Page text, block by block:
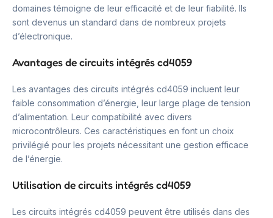
domaines témoigne de leur efficacité et de leur fiabilité. Ils
sont devenus un standard dans de nombreux projets
d’électronique.
Avantages de circuits intégrés cd4059
Les avantages des circuits intégrés cd4059 incluent leur
faible consommation d’énergie, leur large plage de tension
d’alimentation. Leur compatibilité avec divers
microcontrôleurs. Ces caractéristiques en font un choix
privilégié pour les projets nécessitant une gestion efficace
de l’énergie.
Utilisation de circuits intégrés cd4059
Les circuits intégrés cd4059 peuvent être utilisés dans des